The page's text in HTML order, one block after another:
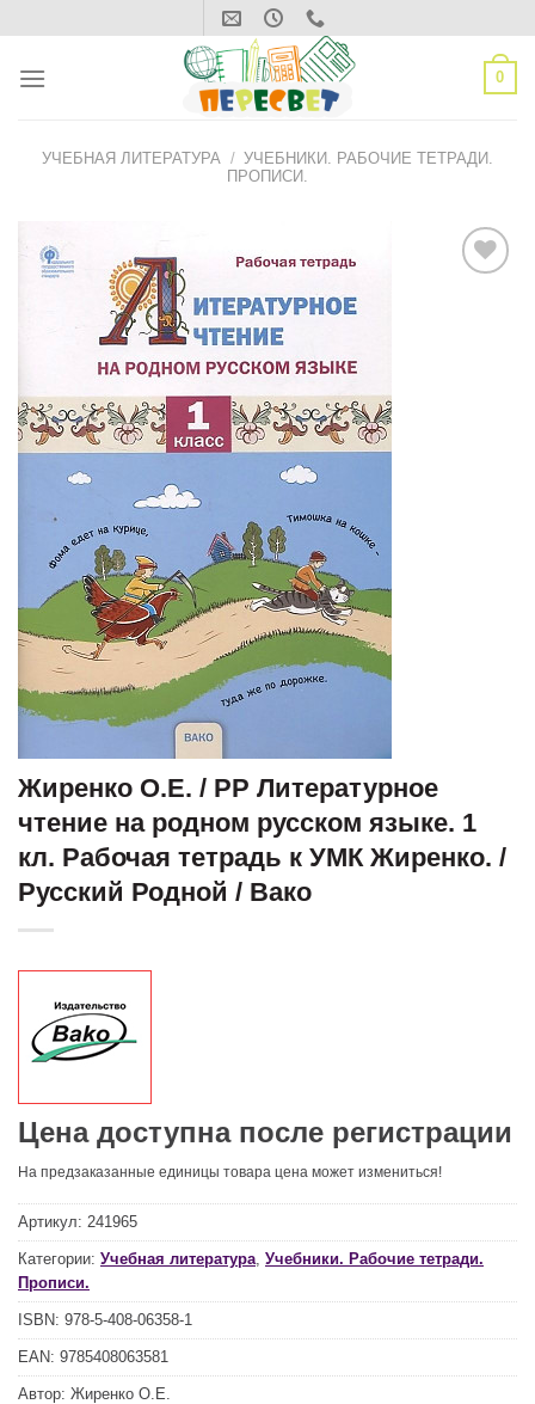
content
0
УЧЕБНАЯ ЛИТЕРАТУРА / УЧЕБНИКИ. РАБОЧИЕ ТЕТРАДИ.
ПРОПИСИ.
Жиренко О.Е. / РР Литературное
чтение на родном русском языке. 1
кл. Рабочая тетрадь к УМК Жиренко. /
Русский Родной / Вако
Цена доступна после регистрации
На предзаказанные единицы товара цена может измениться!
Артикул: 241965
Категории: Учебная литература Учебники. Рабочие тетради.
Прописи.
ISBN: 978-5-408-06358-1
EAN: 9785408063581
Автор: Жиренко О.Е.